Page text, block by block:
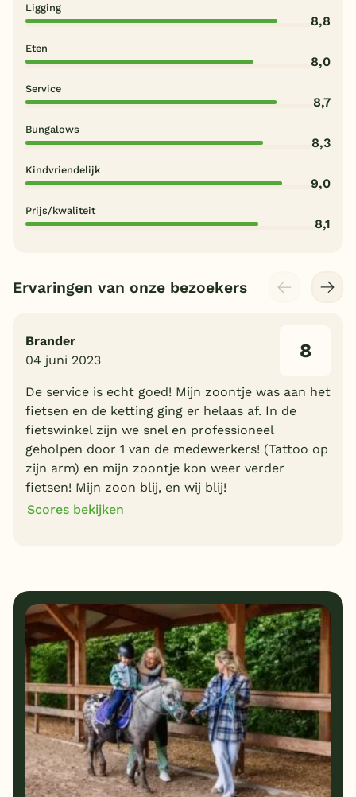
Ligging
8,8
Eten
8,0
Service
8,7
Bungalows
8,3
Kindvriendelijk
9,0
Prijs/kwaliteit
8,1
Ervaringen van onze bezoekers
Brander
04 juni 2023
8
De service is echt goed! Mijn zoontje was aan het
fietsen en de ketting ging er helaas af. In de
fietswinkel zijn we snel en professioneel
geholpen door 1 van de medewerkers! (Tattoo op
zijn arm) en mijn zoontje kon weer verder
fietsen! Mijn zoon blij, en wij blij!
Scores bekijken
7 Bungalows 10 Kindvriendelijk
8 Prijs/kwaliteit